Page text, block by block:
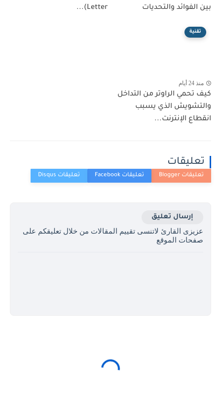
بين الفوائد والتحديات Letter)...
تقنية
منذ 24 أيام
كيف تحمي الراوتر من التداخل
والتشويش الذي يسبب
انقطاع الإنترنت...
تعليقات
إرسال تعليق
عزيزى القارئ لاتنسى تقييم المقالات من خلال تعليقكم على
صفحات الموقع